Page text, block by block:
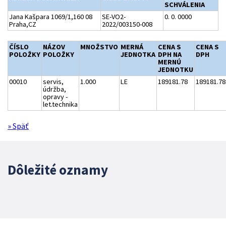
SCHVÁLENIA
Jana Kašpara 1069/1,160 08
Praha,CZ
SE-VO2-
2022/003150-008
0. 0. 0000
ČÍSLO
POLOŽKY
NÁZOV
POLOŽKY
MNOŽSTVO MERNÁ
JEDNOTKA
CENA S
DPH NA
MERNÚ
JEDNOTKU
CENA S
DPH
00010
servis,
údržba,
opravy -
let.technika
1.000 LE 189181.78 189181.78
» Späť
Dôležité oznamy